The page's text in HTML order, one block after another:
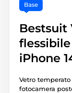
Base
iPhone
Vetro
fotocamera